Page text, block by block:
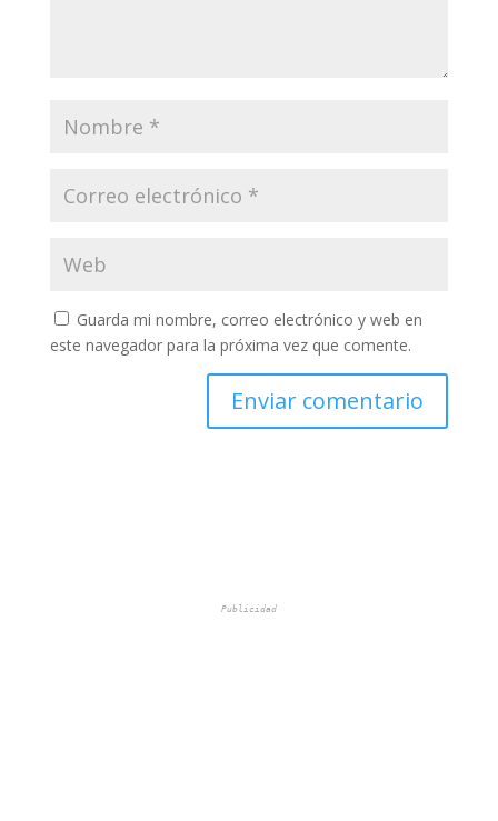
Guarda mi nombre, correo electrónico y web en
este navegador para la próxima vez que comente.
Publicidad